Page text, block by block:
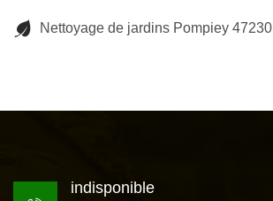
Nettoyage de jardins Pompiey 47230
indisponible